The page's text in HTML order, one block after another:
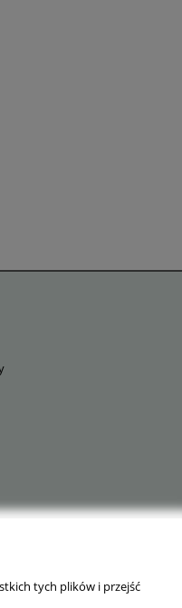
tych plików i przejść